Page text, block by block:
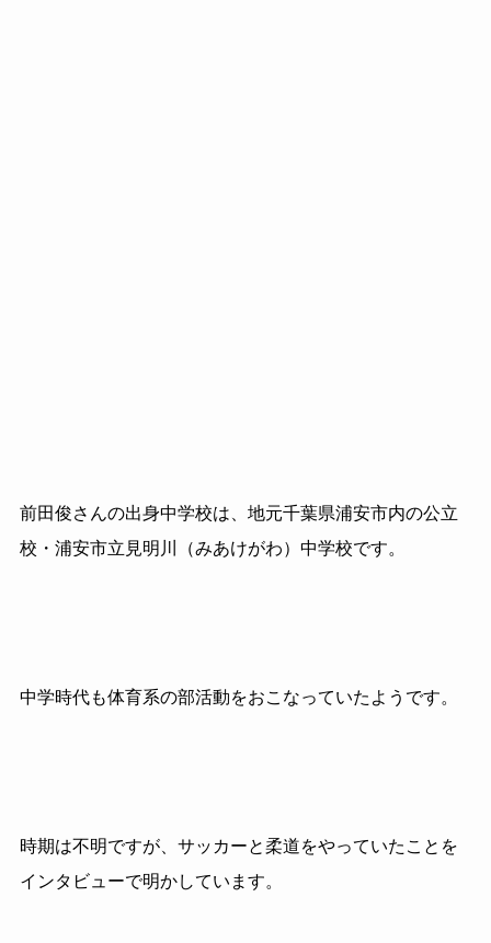
前田俊さんの出身中学校は、地元千葉県浦安市内の公立
校・浦安市立見明川（みあけがわ）中学校です。
中学時代も体育系の部活動をおこなっていたようです。
時期は不明ですが、サッカーと柔道をやっていたことを
インタビューで明かしています。